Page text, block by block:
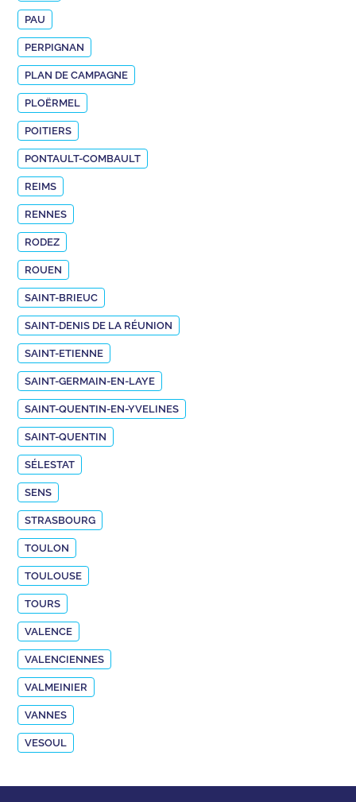
PAU
PERPIGNAN
PLAN DE CAMPAGNE
PLOËRMEL
POITIERS
PONTAULT-COMBAULT
REIMS
RENNES
RODEZ
ROUEN
SAINT-BRIEUC
SAINT-DENIS DE LA RÉUNION
SAINT-ETIENNE
SAINT-GERMAIN-EN-LAYE
SAINT-QUENTIN-EN-YVELINES
SAINT-QUENTIN
SÉLESTAT
SENS
STRASBOURG
TOULON
TOULOUSE
TOURS
VALENCE
VALENCIENNES
VALMEINIER
VANNES
VESOUL